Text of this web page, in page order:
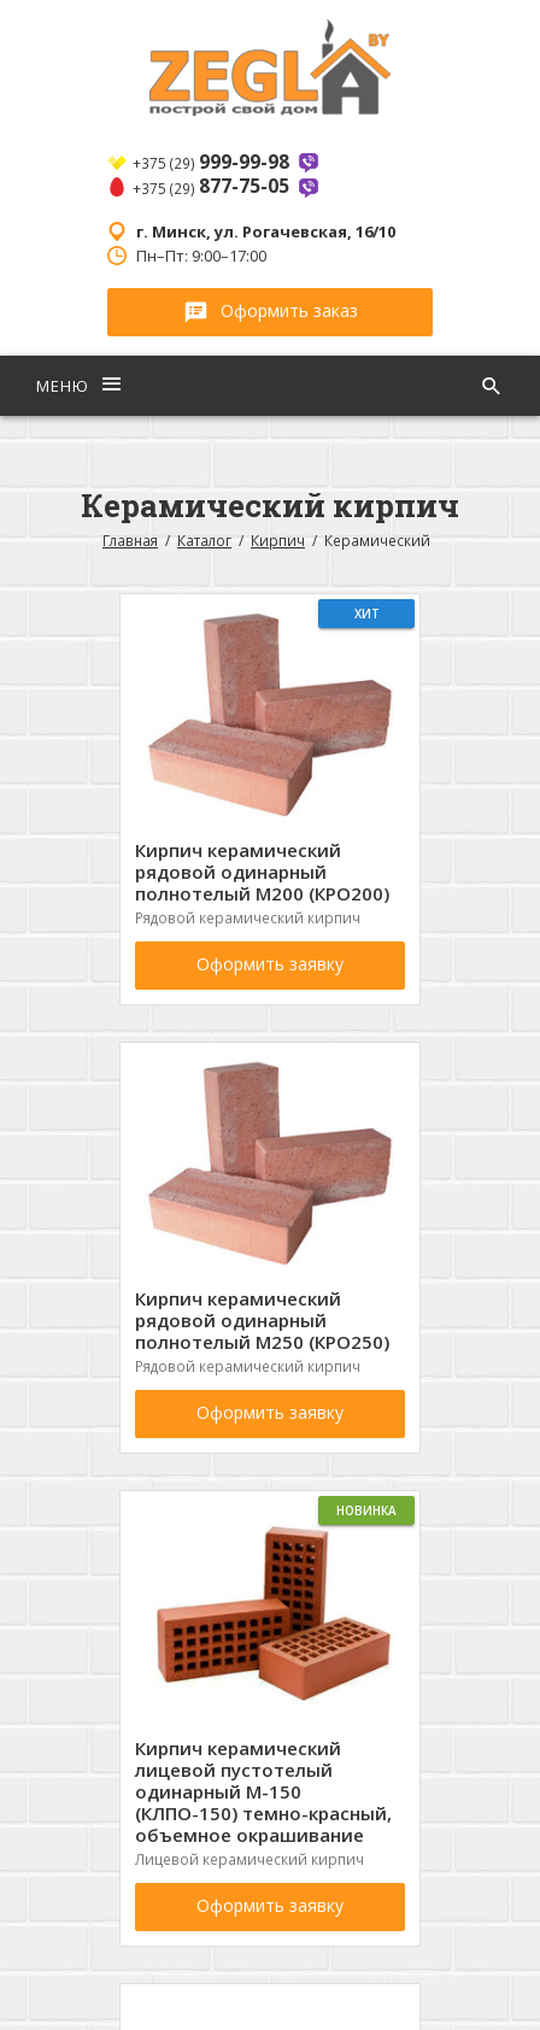
+375 (29) 999-99-98
+375 (29) 877-75-05
г. Минск, ул. Рогачевская, 16/10
Пн–Пт: 9:00–17:00
Оформить заказ
МЕНЮ
Керамический кирпич
Главная Каталог Кирпич Керамический
ХИТ
Кирпич керамический
рядовой одинарный
полнотелый М200 (КРО200)
Рядовой керамический кирпич
Оформить заявку
Кирпич керамический
рядовой одинарный
полнотелый М250 (КРО250)
Рядовой керамический кирпич
Оформить заявку
НОВИНКА
Кирпич керамический
лицевой пустотелый
одинарный М-150
(КЛПО-150) темно-красный,
объемное окрашивание
Лицевой керамический кирпич
Оформить заявку